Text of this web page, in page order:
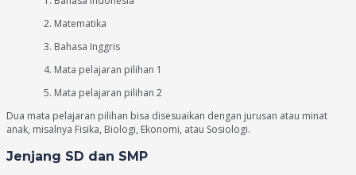
Matematika
Bahasa Inggris
Mata pelajaran pilihan 1
Mata pelajaran pilihan 2
Dua mata pelajaran pilihan bisa disesuaikan dengan jurusan atau minat
anak, misalnya Fisika, Biologi, Ekonomi, atau Sosiologi.
Jenjang SD dan SMP